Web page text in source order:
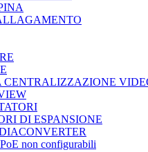
CENTRALIZZAZIONE
DI ESPANSIONE
non configurabili